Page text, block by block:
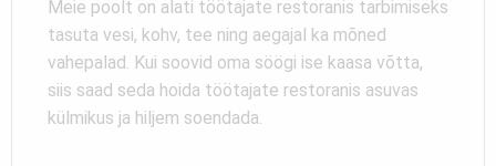
Meie poolt on alati töötajate restoranis tarbimiseks
tasuta vesi, kohv, tee ning aegajal ka mõned
vahepalad. Kui soovid oma söögi ise kaasa võtta,
siis saad seda hoida töötajate restoranis asuvas
külmikus ja hiljem soendada.